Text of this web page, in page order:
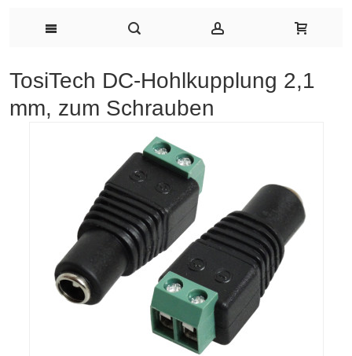
TosiTech DC-Hohlkupplung 2,1
mm, zum Schrauben